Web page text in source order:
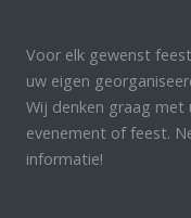
Voor elk gewenst
uw eigen
Wij denken graag met
evenement of feest.
informatie!